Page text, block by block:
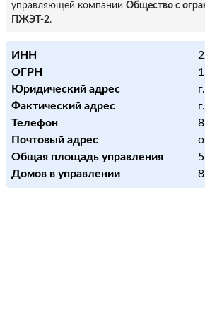
управляющей компании Общество с
ПЖЭТ-2.
ИНН
ОГРН
Юридический адрес
Фактический адрес
Телефон
Почтовый адрес
Общая площадь управления
Домов в управлении